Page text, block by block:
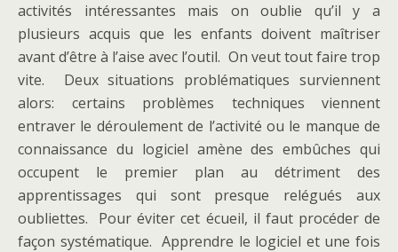
activités intéressantes mais on oublie qu’il y a
plusieurs acquis que les enfants doivent maîtriser
avant d’être à l’aise avec l’outil. On veut tout faire trop
vite. Deux situations problématiques surviennent
alors: certains problèmes techniques viennent
entraver le déroulement de l’activité ou le manque de
connaissance du logiciel amène des embûches qui
occupent le premier plan au détriment des
apprentissages qui sont presque relégués aux
oubliettes. Pour éviter cet écueil, il faut procéder de
façon systématique. Apprendre le logiciel et une fois